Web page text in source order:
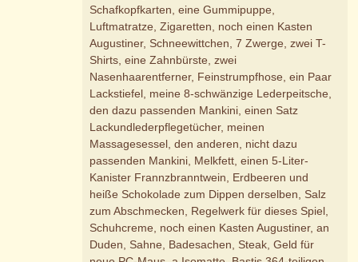
Schafkopfkarten, eine Gummipuppe,
Luftmatratze, Zigaretten, noch einen Kasten
Augustiner, Schneewittchen, 7 Zwerge, zwei T-
Shirts, eine Zahnbürste, zwei
Nasenhaarentferner, Feinstrumpfhose, ein Paar
Lackstiefel, meine 8-schwänzige Lederpeitsche,
den dazu passenden Mankini, einen Satz
Lackundlederpflegetücher, meinen
Massagesessel, den anderen, nicht dazu
passenden Mankini, Melkfett, einen 5-Liter-
Kanister Frannzbranntwein, Erdbeeren und
heiße Schokolade zum Dippen derselben, Salz
zum Abschmecken, Regelwerk für dieses Spiel,
Schuhcreme, noch einen Kasten Augustiner, an
Duden, Sahne, Badesachen, Steak, Geld für